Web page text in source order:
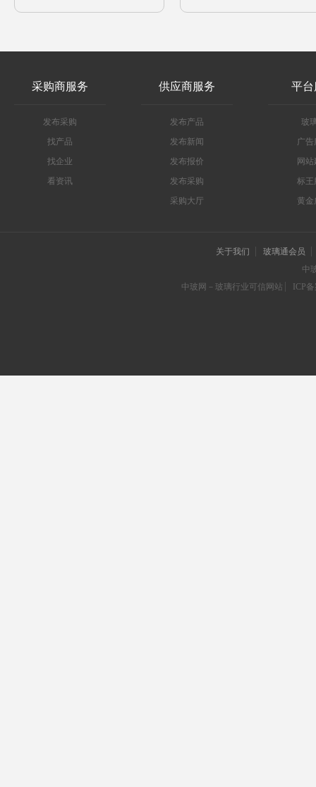
采购商服务
发布采购
找产品
找企业
看资讯
供应商服务
发布产品
发布新闻
发布报价
发布采购
采购大厅
平
玻
广告
网
标王
黄金
关于我们
玻璃通会员
中
中玻网－玻璃行业可信网站
ICP